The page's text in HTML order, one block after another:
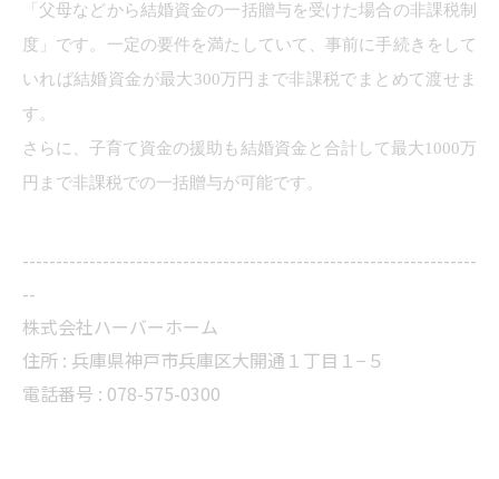
「父母などから結婚資金の一括贈与を受けた場合の非課税制
度」です。一定の要件を満たしていて、事前に手続きをして
いれば結婚資金が最大300万円まで非課税でまとめて渡せま
す。
さらに、子育て資金の援助も結婚資金と合計して最大1000万
円まで非課税での一括贈与が可能です。
--------------------------------------------------------------------
--
株式会社ハーバーホーム
住所 : 兵庫県神戸市兵庫区大開通１丁目１−５
電話番号 : 078-575-0300